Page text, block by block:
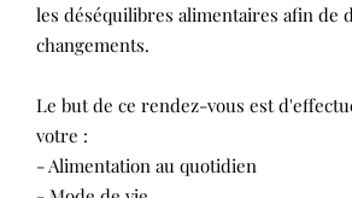
les déséquilibres alimentaires afin de
changements.
Le but de ce rendez-vous est
votre :
- Alimentation au quotidien